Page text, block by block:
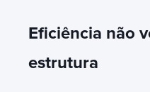
Eficiência não
estrutura